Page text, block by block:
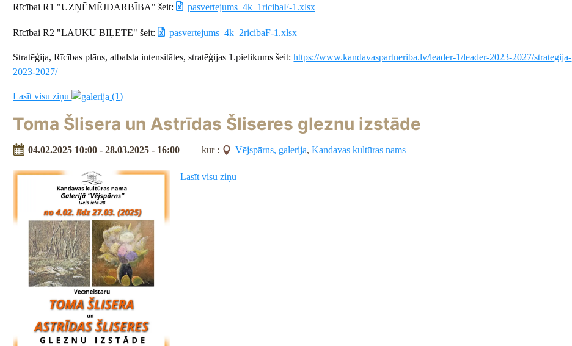
Rīcībai R1 "UZŅĒMĒJDARBĪBA" šeit: pasvertejums_4k_1ricibaF-1.xlsx
Rīcībai R2 "LAUKU BIĻETE" šeit: pasvertejums_4k_2ricibaF-1.xlsx
Stratēģija, Rīcības plāns, atbalsta intensitātes, stratēģijas 1.pielikums šeit:https://www.kandavaspartneriba.lv/leader-1/leader-2023-2027/strategija-
2023-2027/
Lasīt visu ziņu (1)
Toma Šlisera un Astrīdas Šliseres gleznu izstāde
04.02.2025 10:00 - 28.03.2025 - 16:00 kur : Vējspārns, galerija,Kandavas kultūras nams
Lasīt visu ziņu